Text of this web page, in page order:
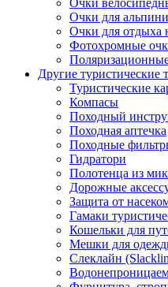
Очки
Очки для
Очки для отдыха
Фотохромные
Другие туристические
Туристические
Компасы
Походный
Походная аптечка
Походные
Гидратори
Полотенца из
Дорожные
Защита от
Гамаки
Кошельки для
Мешки для
Слеклайн